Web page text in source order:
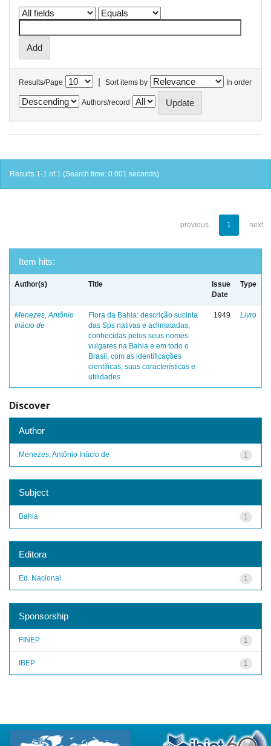
Results/Page | Sort items by In order
Authors/record
Results 1-1 of 1 (Search time: 0.001 seconds).
previous 1 next
Item hits:
Author(s) Title
Issue
Date
Type
Menezes, Antônio
Inácio de
Flora da Bahia: descrição sucinta
das Sps nativas e aclimatadas,
conhecidas pelos seus nomes
vulgares na Bahia e em todo o
Brasil, com as identificações
científicas, suas características e
utilidades
1949 Livro
Discover
Author
1
Menezes, Antônio Inácio de
Subject
1
Bahia
Editora
1
Ed. Nacional
Sponsorship
1
FINEP
1
IBEP